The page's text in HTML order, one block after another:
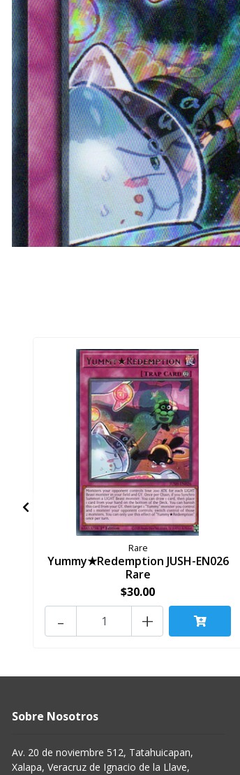
Rare
Yummy★Redemption JUSH-EN026
Rare
$30.00
+
-
Sobre Nosotros
Av. 20 de noviembre 512, Tatahuicapan,
Xalapa, Veracruz de Ignacio de la Llave,